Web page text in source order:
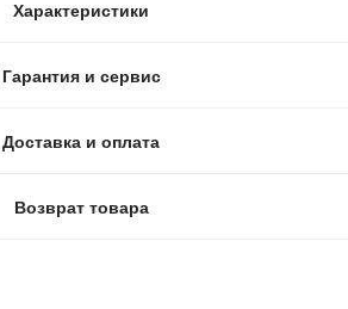
Характеристики
Гарантия и сервис
Доставка и оплата
Возврат товара